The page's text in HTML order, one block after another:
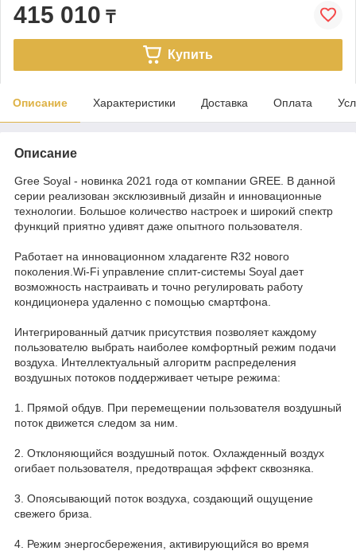
415 010 ₸
Купить
Описание Характеристики Доставка Оплата
Описание
Gree Soyal - новинка 2021 года от компании GREE. В данной
серии реализован эксклюзивный дизайн и инновационные
технологии. Большое количество настроек и широкий спектр
функций приятно удивят даже опытного пользователя.
Работает на инновационном хладагенте R32 нового
поколения.Wi-Fi управление сплит-системы Soyal дает
возможность настраивать и точно регулировать работу
кондиционера удаленно с помощью смартфона.
Интегрированный датчик присутствия позволяет каждому
пользователю выбрать наиболее комфортный режим подачи
воздуха. Интеллектуальный алгоритм распределения
воздушных потоков поддерживает четыре режима:
1. Прямой обдув. При перемещении пользователя воздушный
поток движется следом за ним.
2. Отклоняющийся воздушный поток. Охлажденный воздух
огибает пользователя, предотвращая эффект сквозняка.
3. Опоясывающий поток воздуха, создающий ощущение
свежего бриза.
4. Режим энергосбережения, активирующийся во время